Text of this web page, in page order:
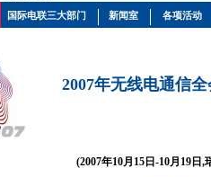
2007年无线电通信
(2007年10月15日-10月19日,
国际电联三大部门 新闻室 各项活动